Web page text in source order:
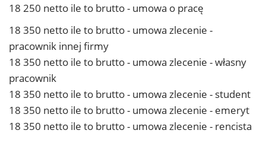
18 250 netto ile to brutto - umowa o pracę
18 350 netto ile to brutto - umowa zlecenie -
pracownik innej firmy
18 350 netto ile to brutto - umowa zlecenie - własny
pracownik
18 350 netto ile to brutto - umowa zlecenie - student
18 350 netto ile to brutto - umowa zlecenie - emeryt
18 350 netto ile to brutto - umowa zlecenie - rencista